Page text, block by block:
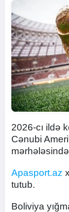
2026-cı ildə
Cənubi
Apasport.az
tutub.
Boliviya